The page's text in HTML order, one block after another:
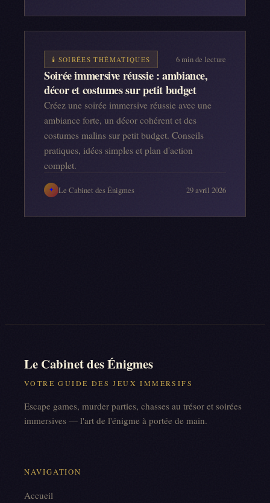
🕯️ SOIRÉES THÉMATIQUES 6min de lecture
Soirée immersive réussie : ambiance,
décor et costumes sur petit budget
Créez une soirée immersive réussie avec une
ambiance forte, un décor cohérent et des
costumes malins sur petit budget. Conseils
pratiques, idées simples et plan d'action
complet.
✦ Le Cabinet des Énigmes 29 avril 2026
Le Cabinet des Énigmes
VOTRE GUIDE DES JEUX IMMERSIFS
Escape games, murder parties, chasses au trésor et soirées
immersives — l'art de l'énigme à portée de main.
NAVIGATION
Accueil